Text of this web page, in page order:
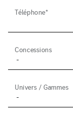
Téléphone*
Concessions
Univers / Gammes